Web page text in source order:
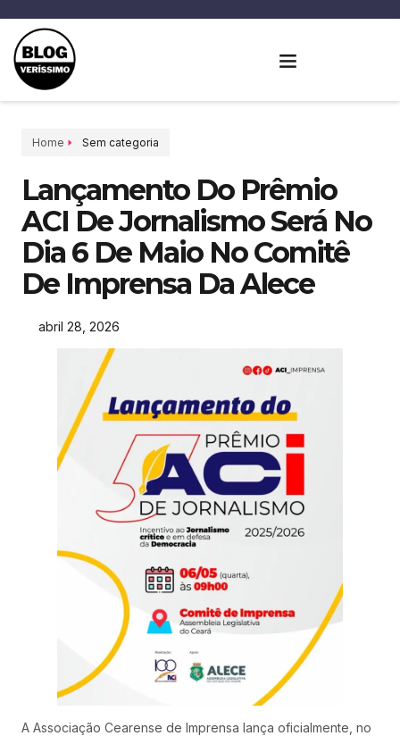
Home Sem categoria
Lançamento Do Prêmio
ACI De Jornalismo Será No
Dia 6 De Maio No Comitê
De Imprensa Da Alece
abril 28, 2026
A Associação Cearense de Imprensa lança oficialmente, no